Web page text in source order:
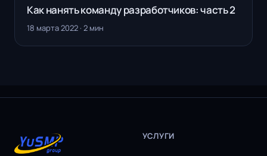
Как нанять команду разработчиков: часть 2
18 марта 2022 · 2 мин
УСЛУГИ